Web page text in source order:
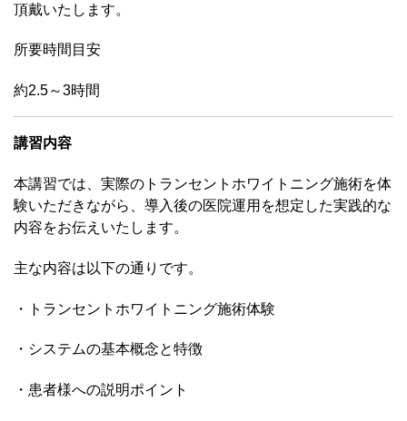
頂戴いたします。
所要時間目安
約2.5～3時間
講習内容
本講習では、実際のトランセントホワイトニング施術を体
験いただきながら、導入後の医院運用を想定した実践的な
内容をお伝えいたします。
主な内容は以下の通りです。
・トランセントホワイトニング施術体験
・システムの基本概念と特徴
・患者様への説明ポイント